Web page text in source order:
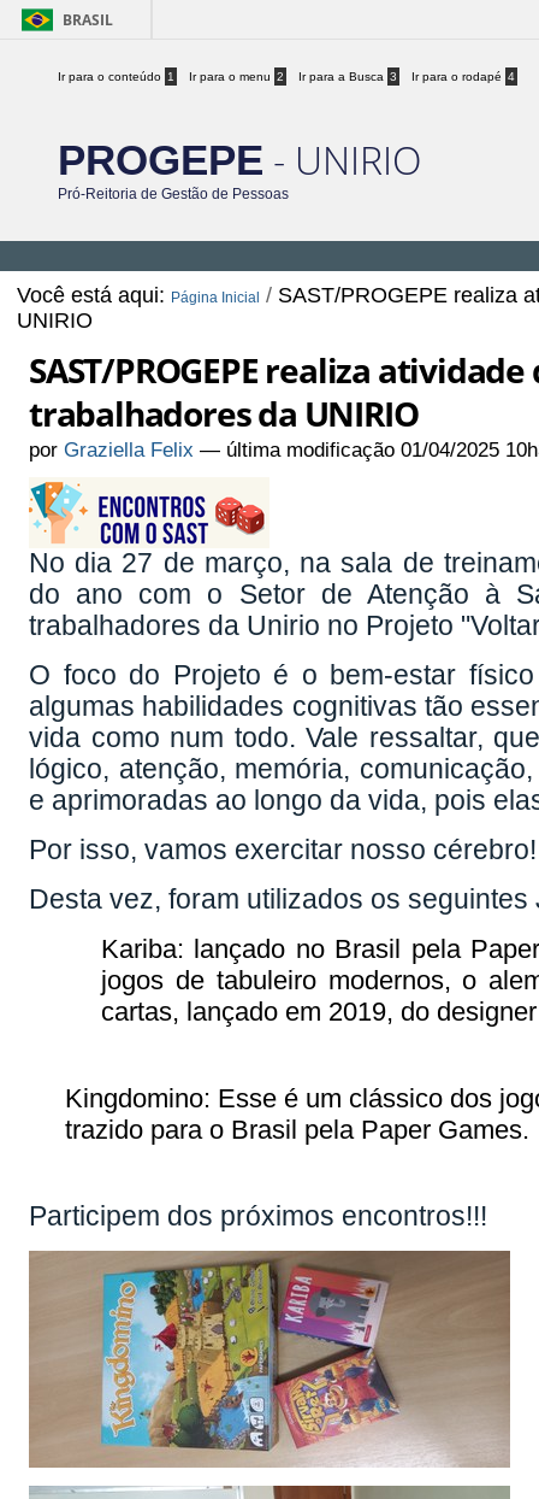
BRASIL
Ir para o conteúdo 1 Ir para o menu 2 Ir para a Busca 3 Ir para o rodapé 4
PROGEPE - UNIRIO
Pró-Reitoria de Gestão de Pessoas
Você está aqui: Página Inicial / SAST/PROGEPE realiza
UNIRIO
SAST/PROGEPE realiza
trabalhadores da UNIRIO
porGraziella Felix — última modificação 01/04/2025
No dia 27 de março, na sala de
do ano com o Setor de Atenção à
trabalhadores da Unirio no Projeto
O foco do Projeto é o bem-estar
algumas habilidades cognitivas tão
vida como num todo. Vale ressaltar,
lógico, atenção, memória,
e aprimoradas ao longo da vida, pois
Por isso, vamos exercitar nosso cérebro!
Desta vez, foram utilizados os seguintes
Kariba: lançado no Brasil pela
jogos de tabuleiro modernos, o
cartas, lançado em 2019, do
Kingdomino: Esse é um clássico dos
trazido para o Brasil pela Paper Games.
Participem dos próximos encontros!!!